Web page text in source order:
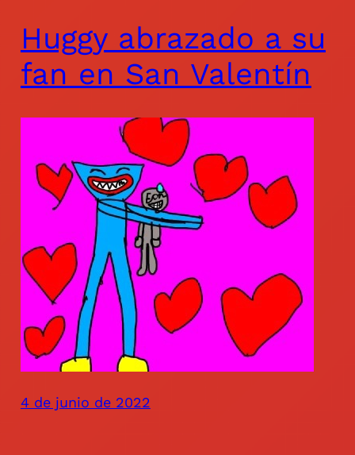
Huggy abrazado a su
fan en San Valentín
4 de junio de 2022